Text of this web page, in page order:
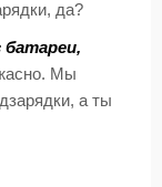
да?
Мы
а ты